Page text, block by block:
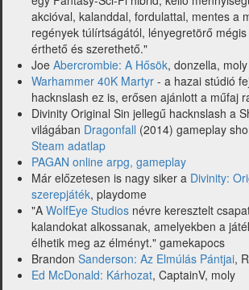
akcióval, kalanddal, fordulattal, mentes a
regények túlírtságától, lényegretörő mégis
érthető és szerethető."
Joe Abercrombie: A Hősök, donzella, moly
Warhammer 40K Martyr - a hazai stúdió
hacknslash ez is, erősen ajánlott a műfaj
Divinity Original Sin jellegű hacknslash a
világában Dragonfall (2014) gameplay
Steam adatlap
PAGAN online arpg, gameplay
Már előzetesen is nagy siker a Divinity:
szerepjáték, playdome
"A WolfEye Studios névre keresztelt
kalandokat alkossanak, amelyekben a
élhetik meg az élményt." gamekapocs
Brandon Sanderson: Az Elmúlás Pántjai,
Ed McDonald: Kárhozat, CaptainV, moly